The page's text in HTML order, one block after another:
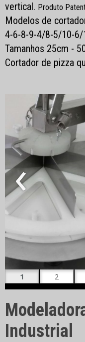
vertical. Produto
Modelos de
4-6-8-9-4/8-5/10-
Tamanhos 25cm -
Cortador de pizza
‹
Industrial